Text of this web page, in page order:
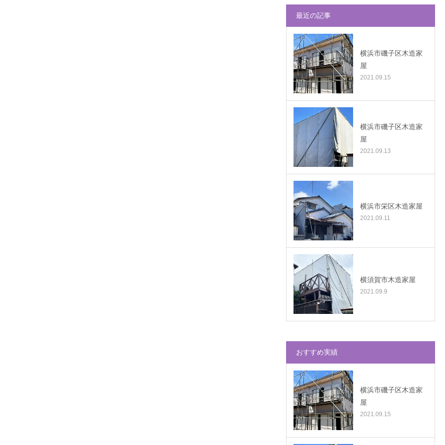
最近の記事
横浜市磯子区木造家
屋
2021.09.15
横浜市磯子区木造家
屋
2021.09.13
横浜市栄区木造家屋
2021.09.11
横須賀市木造家屋
2021.09.9
おすすめ実績
横浜市磯子区木造家
屋
2021.09.15